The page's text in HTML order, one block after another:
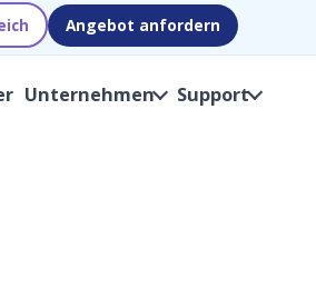
Angebot anfordern
Unternehmen Support